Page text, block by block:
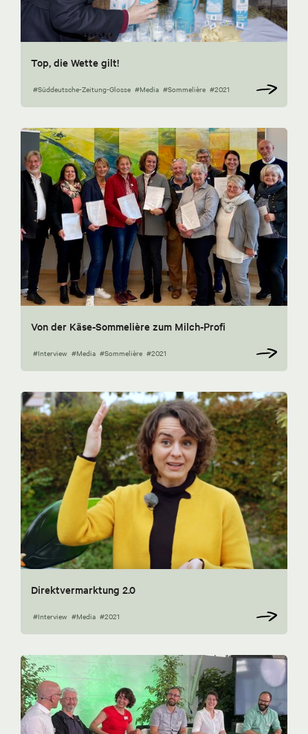
Top, die Wette gilt!
#Süddeutsche-Zeitung-Glosse #Media #Sommelière #2021
Von der Käse-Sommelière zum Milch-Profi
#Interview #Media #Sommelière #2021
Direktvermarktung 2.0
#Interview #Media #2021